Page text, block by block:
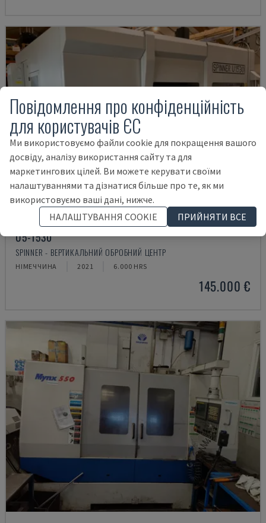
U5-1530
SPINNER - ВЕРТИКАЛЬНИЙ ОБРОБНИЙ ЦЕНТР
НІМЕЧЧИНА 2021 6.000 HRS
145.000 €
Повідомлення про конфіденційність
для користувачів ЄС
Ми використовуємо файли cookie для покращення вашого
досвіду, аналізу використання сайту та для
маркетингових цілей. Ви можете керувати своїми
налаштуваннями та дізнатися більше про те, як ми
використовуємо ваші дані, нижче.
НАЛАШТУВАННЯ COOKIE
ПРИЙНЯТИ ВСЕ